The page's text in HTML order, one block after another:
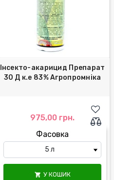
Інсекто-акарицид Препарат
30 Д к.е 83% Агропромніка
975,00 грн.
Фасовка
 У КОШИК